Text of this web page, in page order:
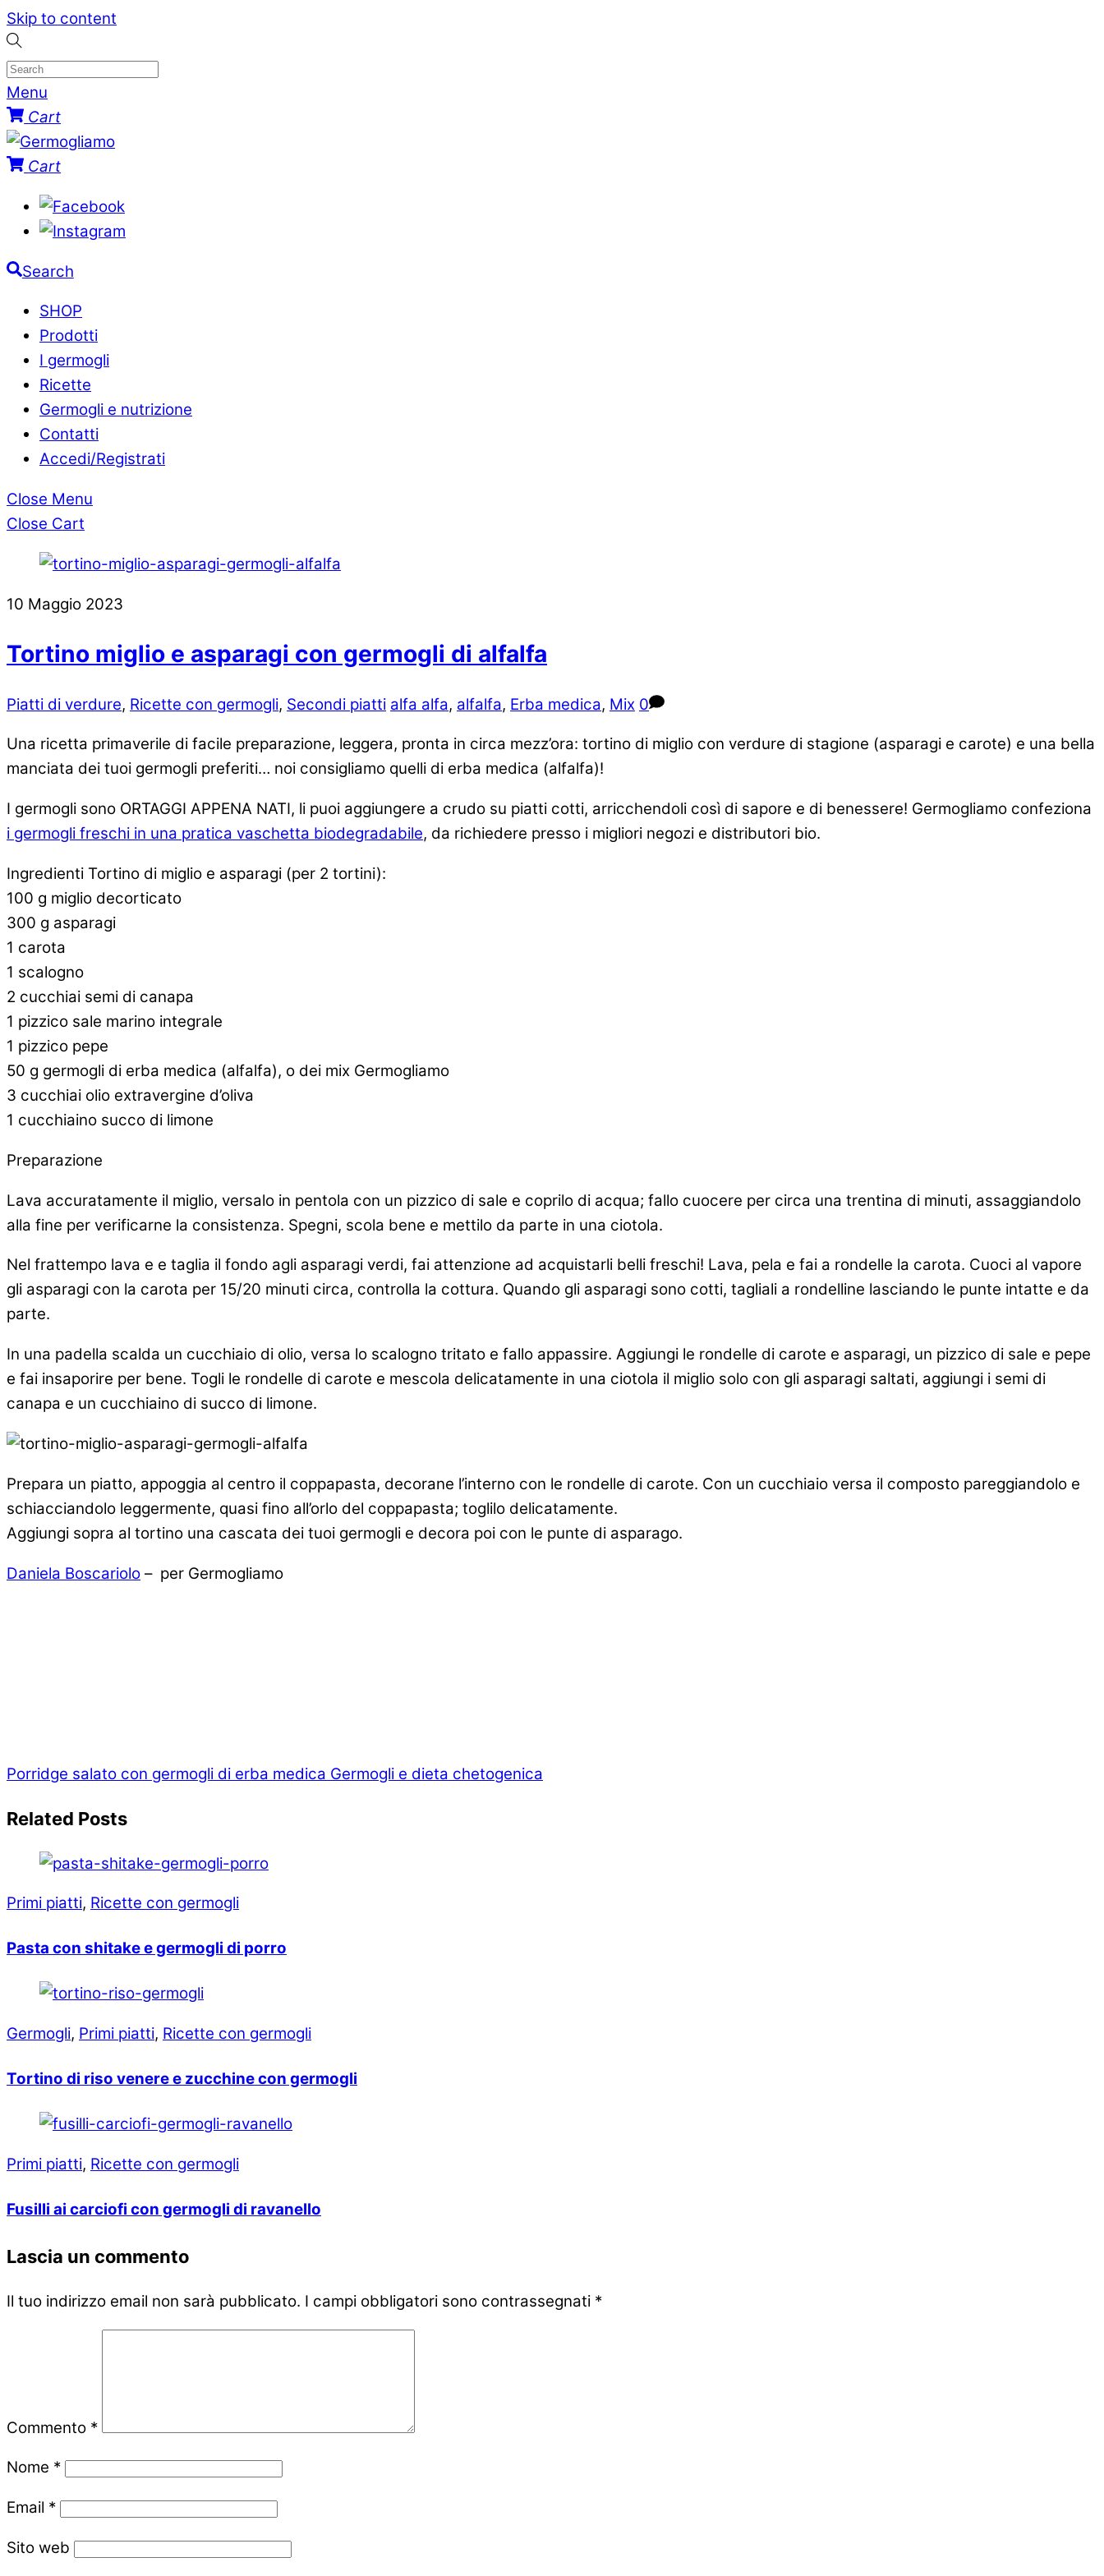
Skip to content
Menu
Cart
Cart
Search
SHOP
Prodotti
I germogli
Ricette
Germogli e nutrizione
Contatti
Accedi/Registrati
Close Menu
Close Cart
10 Maggio 2023
Tortino miglio e asparagi con germogli di alfalfa
Piatti di verdure, Ricette con germogli, Secondi piatti alfa alfa, alfalfa, Erba medica, Mix 0
Una ricetta primaverile di facile preparazione, leggera, pronta in circa mezz’ora: tortino di miglio con verdure di stagione (asparagi e carote) e una bella
manciata dei tuoi germogli preferiti… noi consigliamo quelli di erba medica (alfalfa)!
I germogli sono ORTAGGI APPENA NATI, li puoi aggiungere a crudo su piatti cotti, arricchendoli così di sapore e di benessere! Germogliamo confeziona
i germogli freschi in una pratica vaschetta biodegradabile, da richiedere presso i migliori negozi e distributori bio.
Ingredienti Tortino di miglio e asparagi (per 2 tortini):
100 g miglio decorticato
300 g asparagi
1 carota
1 scalogno
2 cucchiai semi di canapa
1 pizzico sale marino integrale
1 pizzico pepe
50 g germogli di erba medica (alfalfa), o dei mix Germogliamo
3 cucchiai olio extravergine d’oliva
1 cucchiaino succo di limone
Preparazione
Lava accuratamente il miglio, versalo in pentola con un pizzico di sale e coprilo di acqua; fallo cuocere per circa una trentina di minuti, assaggiandolo
alla fine per verificarne la consistenza. Spegni, scola bene e mettilo da parte in una ciotola.
Nel frattempo lava e e taglia il fondo agli asparagi verdi, fai attenzione ad acquistarli belli freschi! Lava, pela e fai a rondelle la carota. Cuoci al vapore
gli asparagi con la carota per 15/20 minuti circa, controlla la cottura. Quando gli asparagi sono cotti, tagliali a rondelline lasciando le punte intatte e da
parte.
In una padella scalda un cucchiaio di olio, versa lo scalogno tritato e fallo appassire. Aggiungi le rondelle di carote e asparagi, un pizzico di sale e pepe
e fai insaporire per bene. Togli le rondelle di carote e mescola delicatamente in una ciotola il miglio solo con gli asparagi saltati, aggiungi i semi di
canapa e un cucchiaino di succo di limone.
Prepara un piatto, appoggia al centro il coppapasta, decorane l’interno con le rondelle di carote. Con un cucchiaio versa il composto pareggiandolo e
schiacciandolo leggermente, quasi fino all’orlo del coppapasta; toglilo delicatamente.
Aggiungi sopra al tortino una cascata dei tuoi germogli e decora poi con le punte di asparago.
Daniela Boscariolo – per Germogliamo
Porridge salato con germogli di erba medica Germogli e dieta chetogenica
Related Posts
Primi piatti, Ricette con germogli
Pasta con shitake e germogli di porro
Germogli, Primi piatti, Ricette con germogli
Tortino di riso venere e zucchine con germogli
Primi piatti, Ricette con germogli
Fusilli ai carciofi con germogli di ravanello
Lascia un commento
Il tuo indirizzo email non sarà pubblicato. I campi obbligatori sono contrassegnati *
Commento *
Nome *
Email *
Sito web